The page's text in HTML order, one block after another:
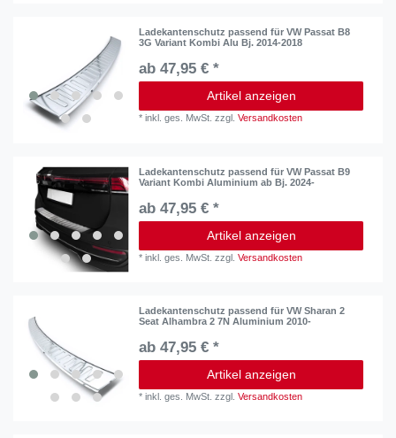
Ladekantenschutz passend für VW Passat B8
3G Variant Kombi Alu Bj. 2014-2018
ab 47,95 € *
Artikel anzeigen
*inkl. ges. MwSt. zzgl.Versandkosten
Ladekantenschutz passend für VW Passat B9
Variant Kombi Aluminium ab Bj. 2024-
ab 47,95 € *
Artikel anzeigen
*inkl. ges. MwSt. zzgl.Versandkosten
Ladekantenschutz passend für VW Sharan 2
Seat Alhambra 2 7N Aluminium 2010-
ab 47,95 € *
Artikel anzeigen
*inkl. ges. MwSt. zzgl.Versandkosten